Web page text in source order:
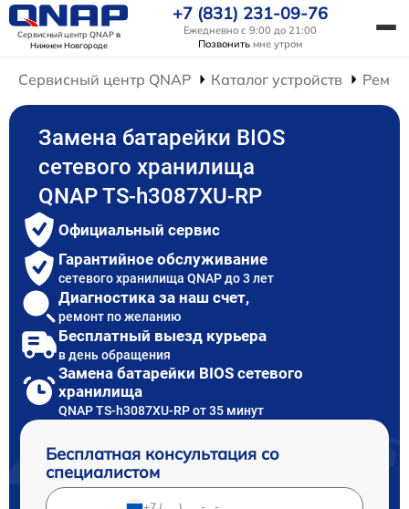
Сервисный центр QNAPв
Нижнем Новгороде
+7 (831) 231-09-76
Ежедневно с 9:00 до 21:00
Позвонить мне утром
Сервисный центр QNAP Каталог устройств
Замена батарейки BIOS
сетевого хранилища
QNAP TS-h3087XU-RP
Официальный сервис
Гарантийное обслуживание
сетевого хранилища QNAP до 3 лет
Диагностика за наш счет,
ремонт по желанию
Бесплатный выезд курьера
в день обращения
Замена батарейки BIOS сетевого
хранилища
QNAP TS-h3087XU-RP от 35 минут
Бесплатная консультация со
специалистом